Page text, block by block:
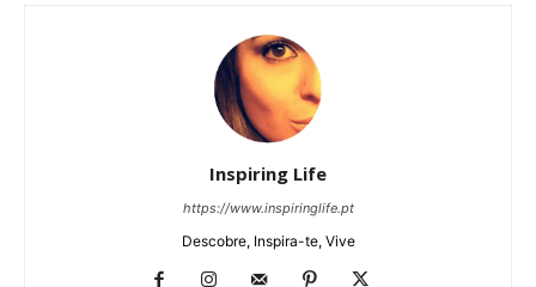
Inspiring Life
https://www.inspiringlife.pt
Descobre, Inspira-te, Vive